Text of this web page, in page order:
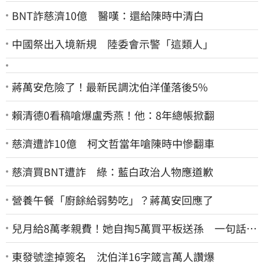
BNT詐慈濟10億 醫嘆：還給陳時中清白
中國祭出入境新規 陸委會示警「這類人」
蔣萬安危險了！最新民調沈伯洋僅落後5%
賴清德0看稿嗆爆盧秀燕！他：8年總帳掀翻
慈濟遭詐10億 柯文哲當年嗆陳時中慘翻車
慈濟買BNT遭詐 綠：藍白政治人物應道歉
營養午餐「廚餘給弱勢吃」？蔣萬安回應了
兒月給8萬孝親費！她自掏5萬買平板送孫 一句話愣
原地「傷心不已」
東發號塗掉簽名 沈伯洋16字箴言萬人讚爆